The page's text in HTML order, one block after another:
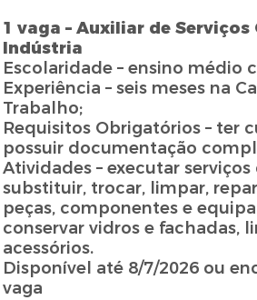
1 vaga – Auxiliar de Serviços
Indústria
Escolaridade – ensino médio
Experiência – seis meses na
Trabalho;
Requisitos Obrigatórios – ter
possuir documentação
Atividades – executar
substituir, trocar, limpar,
peças, componentes e
conservar vidros e fachadas,
acessórios.
Disponível até 8/7/2026 ou
vaga